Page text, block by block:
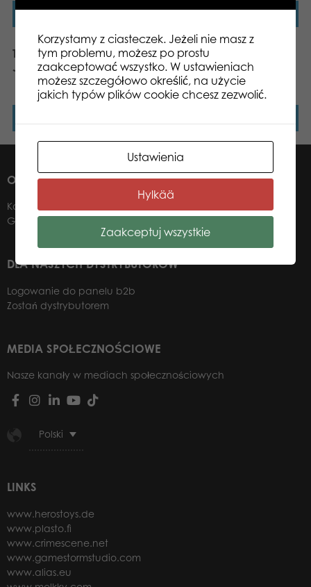
Tactic Puzzle Lovers
Jaguar 500 el. puzzle
Tactic Puzzle Lovers
Holiday Hounds 500 el.
puzzle
O NAS
Kontakt
Gdzie kupić?
DLA NASZYCH DYSTRYBUTORÓW
Logowanie do panelu b2b
Zostań dystrybutorem
MEDIA SPOŁECZNOŚCIOWE
Nasze kanały w mediach społecznościowych
Polski
LINKS
www.herostoys.de
www.plasto.fi
www.crimescene.net
www.gamestormstudio.com
www.alias.eu
Korzystamy z ciasteczek. Jeżeli nie masz z
tym problemu, możesz po prostu
zaakceptować wszystko. W ustawieniach
możesz szczegółowo określić, na użycie
jakich typów plików cookie chcesz zezwolić.
Ustawienia
Hylkää
Zaakceptuj wszystkie